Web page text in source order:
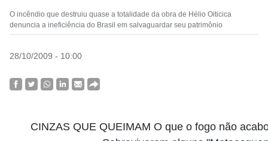
O incêndio que destruiu quase a totalidade da obra de Hélio Oiticica
denuncia a ineficiência do Brasil em salvaguardar seu patrimônio
28/10/2009 - 10:00
CINZAS QUE QUEIMAM O que o fogo não